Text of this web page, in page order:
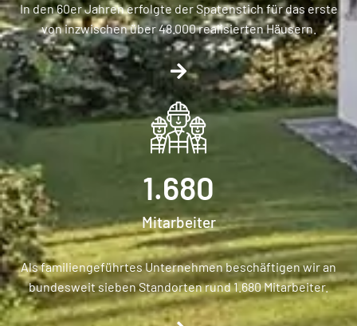
In den 60er Jahren erfolgte der Spatenstich für das erste
von inzwischen über 48.000 realisierten Häusern.
Mitarbeiter
1.680
Als familiengeführtes Unternehmen beschäftigen wir an
bundesweit sieben Standorten rund 1.680 Mitarbeiter.